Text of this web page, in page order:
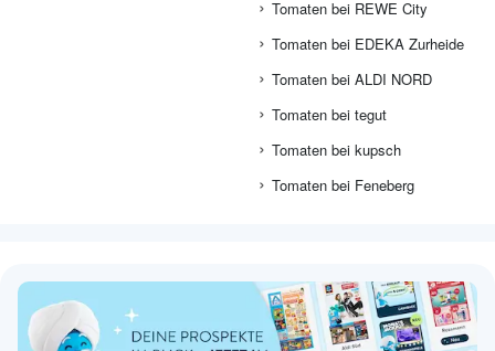
Tomaten bei REWE City
Tomaten bei EDEKA Zurheide
Tomaten bei ALDI NORD
Tomaten bei tegut
Tomaten bei kupsch
Tomaten bei Feneberg